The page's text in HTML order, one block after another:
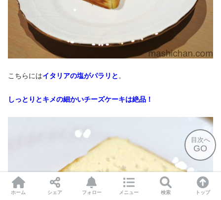
目次へ
GO
こちらにはイタリアの塩がパラリと 。
しっとりとキメの細かいチーズケーキは絶品！
ホーム シェア フォロー メニュー 検索 トップ